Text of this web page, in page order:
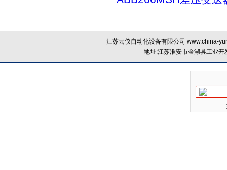
江苏云仪自动化设备有限公司 www.china-
地址:江苏淮安市金湖县工业